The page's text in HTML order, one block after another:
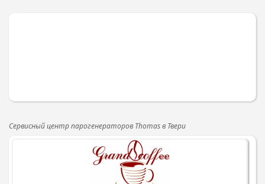
Сервисный центр парогенераторов Thomas в Твери